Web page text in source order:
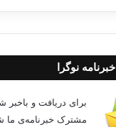
خبرنامه نوگرا
برای دریافت و
مشترک خبرنامه‌ی ما